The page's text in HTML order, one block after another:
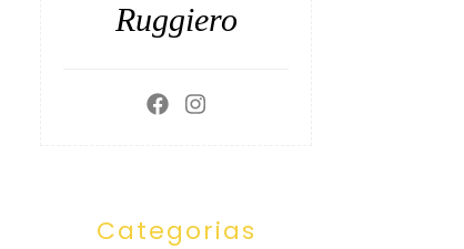
Ruggiero
Categorias